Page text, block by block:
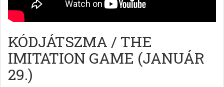
KÓDJÁTSZMA / THE
IMITATION GAME (JANUÁR
29.)